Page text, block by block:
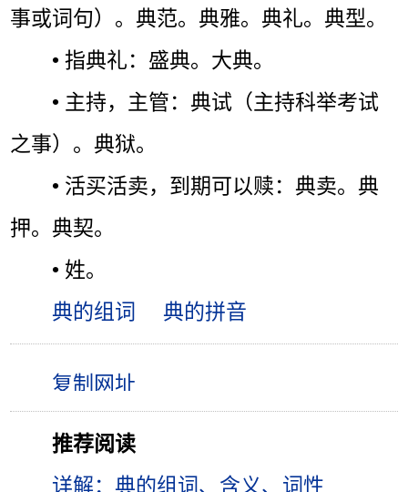
事或词句）。典范。典雅。典礼。典型。
• 指典礼：盛典。大典。
• 主持，主管：典试（主持科举考试
之事）。典狱。
• 活买活卖，到期可以赎：典卖。典
押。典契。
• 姓。
典的组词
典的拼音
推荐阅读
详解：典的组词、含义、词性